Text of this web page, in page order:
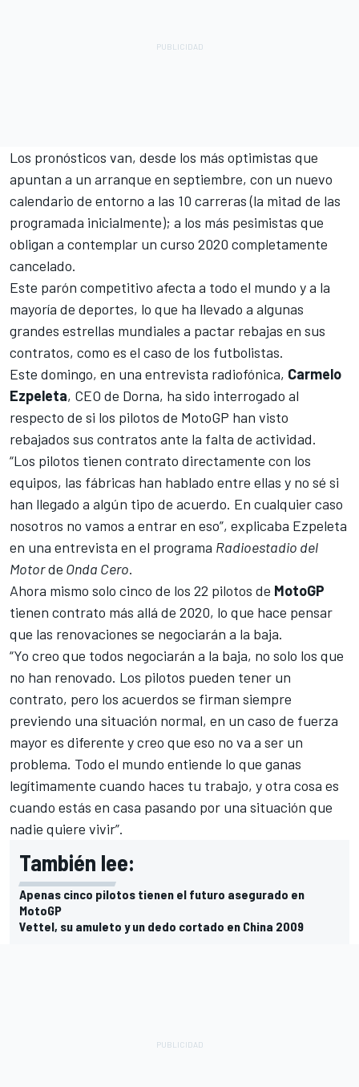
Los pronósticos van, desde los más optimistas que
apuntan a un arranque en septiembre, con un nuevo
calendario de entorno a las 10 carreras (la mitad de las
programada inicialmente); a los más pesimistas que
obligan a contemplar un curso 2020 completamente
cancelado.
Este parón competitivo afecta a todo el mundo y a la
mayoría de deportes, lo que ha llevado a algunas
grandes estrellas mundiales a pactar rebajas en sus
contratos, como es el caso de los futbolistas.
Este domingo, en una entrevista radiofónica, Carmelo
Ezpeleta, CEO de Dorna, ha sido interrogado al
respecto de si los pilotos de MotoGP han visto
rebajados sus contratos ante la falta de actividad.
“Los pilotos tienen contrato directamente con los
equipos, las fábricas han hablado entre ellas y no sé si
han llegado a algún tipo de acuerdo. En cualquier caso
nosotros no vamos a entrar en eso”, explicaba Ezpeleta
en una entrevista en el programa Radioestadio del
Motorde Onda Cero.
Ahora mismo solo cinco de los 22 pilotos de MotoGP
tienen contrato más allá de 2020, lo que hace pensar
que las renovaciones se negociarán a la baja.
“Yo creo que todos negociarán a la baja, no solo los que
no han renovado. Los pilotos pueden tener un
contrato, pero los acuerdos se firman siempre
previendo una situación normal, en un caso de fuerza
mayor es diferente y creo que eso no va a ser un
problema. Todo el mundo entiende lo que ganas
legítimamente cuando haces tu trabajo, y otra cosa es
cuando estás en casa pasando por una situación que
nadie quiere vivir”.
También lee:
Apenas cinco pilotos tienen el futuro asegurado en
MotoGP
Vettel, su amuleto y un dedo cortado en China 2009